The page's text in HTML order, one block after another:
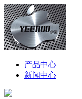
产品中心
新闻中心